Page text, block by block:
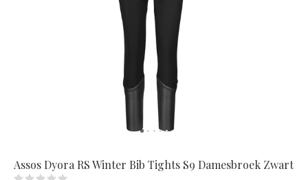
Assos Dyora RS Winter Bib Tights S9 Damesbroek Zwart